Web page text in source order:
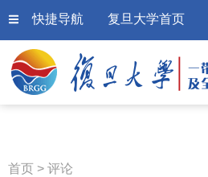
快捷导航 复旦大学首页
首页 > 评论